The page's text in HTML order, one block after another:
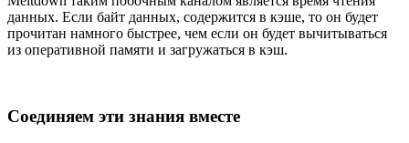
данных. Если байт данных, содержится в кэше, то он будет
прочитан намного быстрее, чем если он будет вычитываться
из оперативной памяти и загружаться в кэш.
Соединяем эти знания вместе